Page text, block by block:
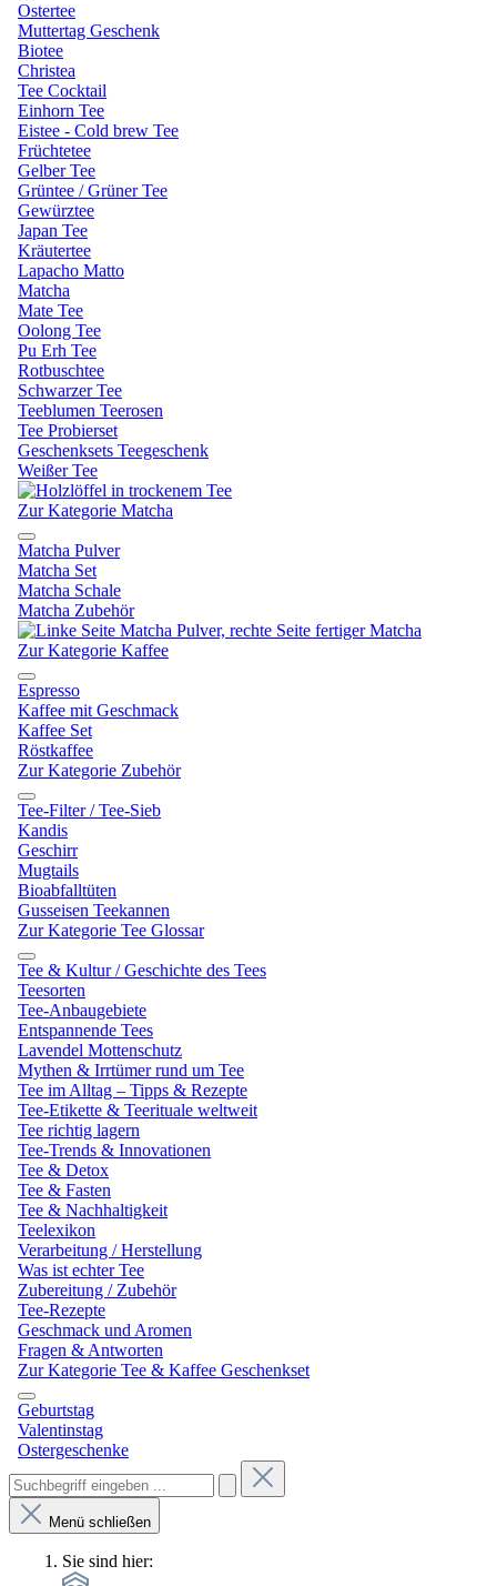
Ostertee
Muttertag Geschenk
Biotee
Christea
Tee Cocktail
Einhorn Tee
Eistee - Cold brew Tee
Früchtetee
Gelber Tee
Grüntee / Grüner Tee
Gewürztee
Japan Tee
Kräutertee
Lapacho Matto
Matcha
Mate Tee
Oolong Tee
Pu Erh Tee
Rotbuschtee
Schwarzer Tee
Teeblumen Teerosen
Tee Probierset
Geschenksets Teegeschenk
Weißer Tee
Zur Kategorie Matcha
Matcha Pulver
Matcha Set
Matcha Schale
Matcha Zubehör
Zur Kategorie Kaffee
Espresso
Kaffee mit Geschmack
Kaffee Set
Röstkaffee
Zur Kategorie Zubehör
Tee-Filter / Tee-Sieb
Kandis
Geschirr
Mugtails
Bioabfalltüten
Gusseisen Teekannen
Zur Kategorie Tee Glossar
Tee & Kultur / Geschichte des Tees
Teesorten
Tee-Anbaugebiete
Entspannende Tees
Lavendel Mottenschutz
Mythen & Irrtümer rund um Tee
Tee im Alltag – Tipps & Rezepte
Tee-Etikette & Teerituale weltweit
Tee richtig lagern
Tee-Trends & Innovationen
Tee & Detox
Tee & Fasten
Tee & Nachhaltigkeit
Teelexikon
Verarbeitung / Herstellung
Was ist echter Tee
Zubereitung / Zubehör
Tee-Rezepte
Geschmack und Aromen
Fragen & Antworten
Zur Kategorie Tee & Kaffee Geschenkset
Geburtstag
Valentinstag
Ostergeschenke
Menü schließen
Sie sind hier: